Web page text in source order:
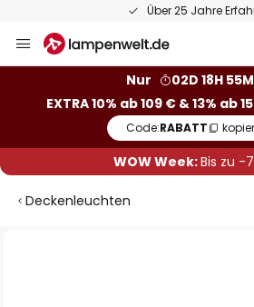
Über 25 Jahre
Inhalt
Nur
02D 18H
EXTRA 10% ab 109 € & 13% ab
Code:RABATT
WOW Week:Bis zu -
Deckenleuchten